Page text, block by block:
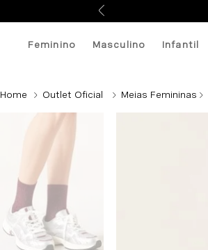
Feminino Masculino Infantil
Outlet Oficial Meias Femininas